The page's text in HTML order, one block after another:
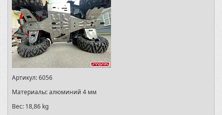
Артикул:6056
Материалы:алюминий 4 мм
Вес: 18,86 kg